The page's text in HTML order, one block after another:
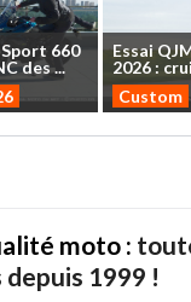
Sport 660
des...
Essai
2026 :
Custom
moto :
1999 !